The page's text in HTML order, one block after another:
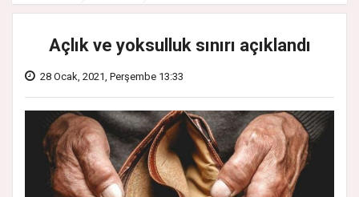
Açlık ve yoksulluk sınırı açıklandı
28 Ocak, 2021, Perşembe 13:33